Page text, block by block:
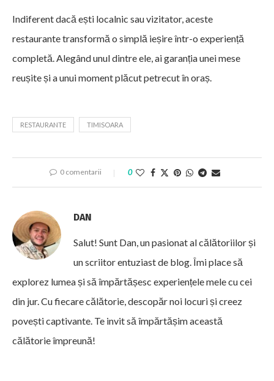
Indiferent dacă ești localnic sau vizitator, aceste
restaurante transformă o simplă ieșire într-o experiență
completă. Alegând unul dintre ele, ai garanția unei mese
reușite și a unui moment plăcut petrecut în oraș.
RESTAURANTE TIMISOARA
0 comentarii 0
DAN
Salut! Sunt Dan, un pasionat al călătoriilor și
un scriitor entuziast de blog. Îmi place să
explorez lumea și să împărtășesc experiențele mele cu cei
din jur. Cu fiecare călătorie, descopăr noi locuri și creez
povești captivante. Te invit să împărtășim această
călătorie împreună!